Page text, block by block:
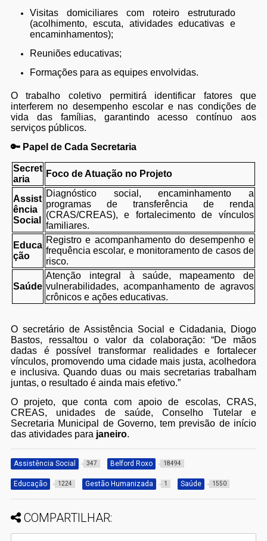
Visitas domiciliares com roteiro estruturado
(acolhimento, escuta, atividades educativas e
encaminhamentos);
Reuniões educativas;
Formações para as equipes envolvidas.
O trabalho coletivo permitirá identificar fatores que
interferem no desempenho escolar e nas condições de
vida das famílias, garantindo acesso contínuo aos
serviços públicos.
🔑 Papel de Cada Secretaria
Secret
aria
Foco de Atuação no Projeto
Assist
ência
Social
Diagnóstico social, encaminhamento a
programas de transferência de renda
(CRAS/CREAS), e fortalecimento de vínculos
familiares.
Educa
ção
Registro e acompanhamento do desempenho e
frequência escolar, e monitoramento de casos de
risco.
Saúde
Atenção integral à saúde, mapeamento de
vulnerabilidades, acompanhamento de agravos
crônicos e ações educativas.
O secretário de Assistência Social e Cidadania, Diogo
Bastos, ressaltou o valor da colaboração: “De mãos
dadas é possível transformar realidades e fortalecer
vínculos, promovendo uma cidade mais justa, acolhedora
e inclusiva. Quando duas ou mais secretarias trabalham
juntas, o resultado é ainda mais efetivo.”
O projeto, que conta com apoio de escolas, CRAS,
CREAS, unidades de saúde, Conselho Tutelar e
Secretaria Municipal de Governo, tem previsão de início
das atividades para janeiro.
Assistência Social 347 Belford Roxo 18494
Educação 1224 Gestão Humanizada 1 Saúde 1550
COMPARTILHAR: